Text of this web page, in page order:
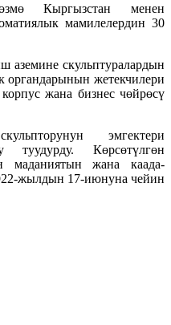
Кыргызстан менен
мамилелердин 30
аземине скульптуралардын
органдарынын жетекчилери
жана бизнес чөйрөсү
эмгектери
туудурду. Көрсөтүлгөн
маданиятын жана каада-
жылдын 17-июнуна чейин